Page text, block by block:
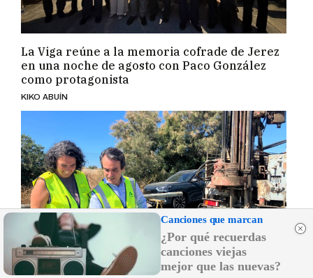
La Viga reúne a la memoria cofrade de Jerez
en una noche de agosto con Paco González
como protagonista
KIKO ABUÍN
Canciones que marcan
¿Por qué recuerdas
canciones viejas
mejor que las nuevas?